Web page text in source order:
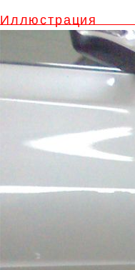
Иллюстрация